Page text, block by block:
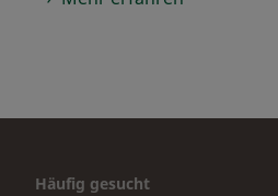
Häufig gesucht